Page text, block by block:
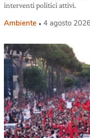
interventi politici attivi.
Ambiente 4 agosto